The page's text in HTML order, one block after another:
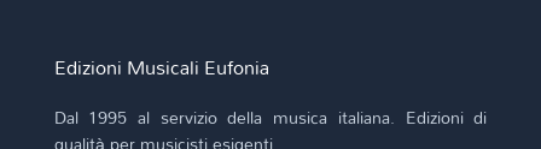
Edizioni Musicali Eufonia
Dal 1995 al servizio della musica italiana. Edizioni di